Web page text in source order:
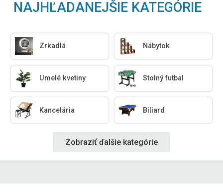
NAJHĽADANEJŠIE KATEGÓRIE
Zrkadlá Nábytok
Umelé kvetiny Stolný futbal
Kancelária Biliard
Zobraziť ďalšie kategórie